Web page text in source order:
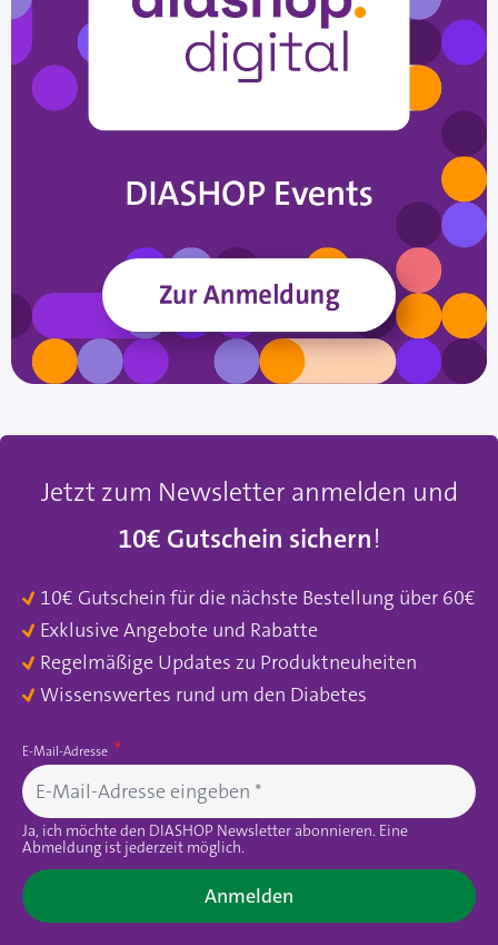
Jetzt zum Newsletter anmelden und
10€ Gutschein sichern!
10€ Gutschein für die nächste Bestellung über 60€
Exklusive Angebote und Rabatte
Regelmäßige Updates zu Produktneuheiten
Wissenswertes rund um den Diabetes
E-Mail-Adresse
Ja, ich möchte den DIASHOP Newsletter abonnieren. Eine
Abmeldung ist jederzeit möglich.
Anmelden